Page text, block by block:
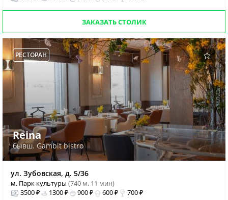
ЗАКАЗАТЬ СТОЛИК
РЕСТОРАН
Reina
бывш. Gambit bistro
ул. Зубовская, д. 5/36
м. Парк культуры (740 м, 11 мин)
3500 ₽
1300 ₽ 900 ₽ 600 ₽ 700 ₽